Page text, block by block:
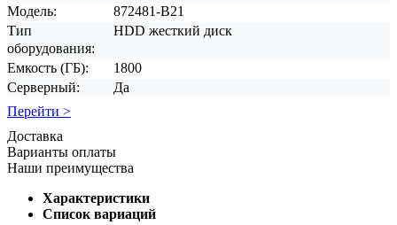
Модель:
872481-B21
Тип
оборудования:
HDD жесткий диск
Емкость (ГБ):
1800
Серверный:
Да
Перейти >
Доставка
Варианты оплаты
Наши преимущества
Характеристики
Список вариаций